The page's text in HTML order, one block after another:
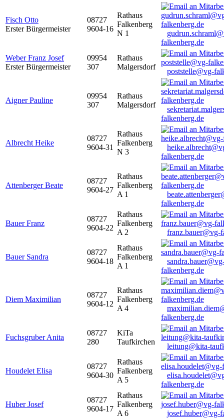
Fisch Otto
Erster Bürgermeister
08727
9604-16
Rathaus
Falkenberg
N 1
falkenberg.de
Weber Franz Josef
Erster Bürgermeister
09954
307
Rathaus
Malgersdorf
poststelle@vg-
Aigner Pauline
09954
307
Rathaus
Malgersdorf
falkenberg.de
Albrecht Heike
08727
9604-31
Rathaus
Falkenberg
N 3
falkenberg.de
Attenberger Beate
08727
9604-27
Rathaus
Falkenberg
A 1
falkenberg.de
Bauer Franz
08727
9604-22
Rathaus
Falkenberg
A 2
franz.bauer@vg-
Bauer Sandra
08727
9604-18
Rathaus
Falkenberg
A 1
falkenberg.de
Diem Maximilian
08727
9604-12
Rathaus
Falkenberg
A 4
falkenberg.de
Fuchsgruber Anita
08727
280
KiTa
Taufkirchen
leitung@kita-
Houdelet Elisa
08727
9604-30
Rathaus
Falkenberg
A 5
falkenberg.de
Huber Josef
08727
9604-17
Rathaus
Falkenberg
A 6
josef.huber@vg-